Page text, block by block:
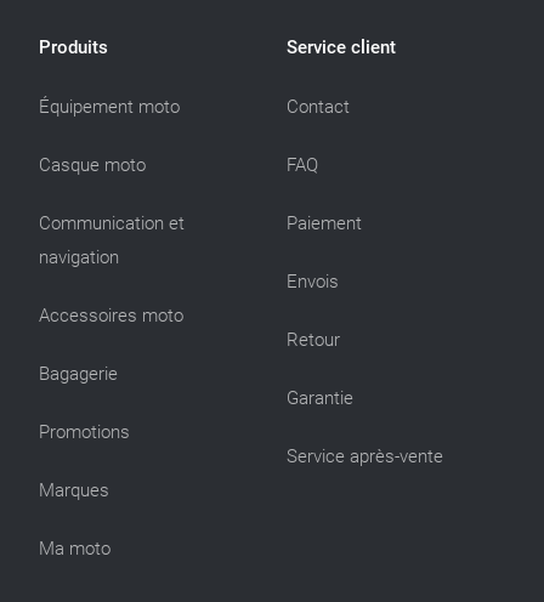
Produits
Équipement moto
Casque moto
Communication et
navigation
Accessoires moto
Bagagerie
Promotions
Marques
Ma moto
Service client
Contact
FAQ
Paiement
Envois
Retour
Garantie
Service après-vente